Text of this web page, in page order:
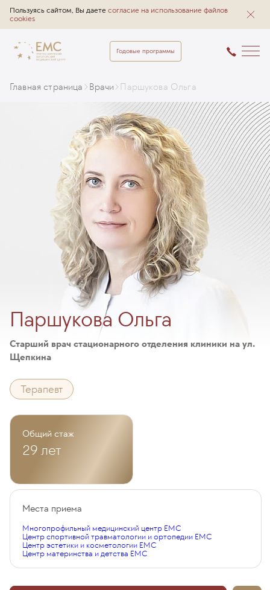
Пользуясь сайтом, Вы даете согласие на использование файлов
cookies
Годовые программы
Главная страница Врачи Паршукова Ольга
Паршукова Ольга
Старший врач стационарного отделения клиники на ул.
Щепкина
Терапевт
Общий стаж
29 лет
Места приема
Многопрофильный медицинский центр EMC
Центр спортивной травматологии и ортопедии EMC
Центр эстетики и косметологии EMC
Центр материнства и детства EMC